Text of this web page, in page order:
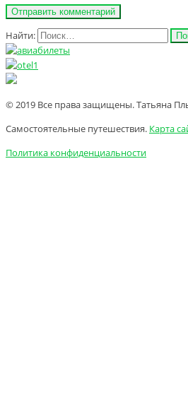
Найти:
© 2019 Все права защищены. Татьяна
Самостоятельные путешествия. Карта
Политика конфиденциальности